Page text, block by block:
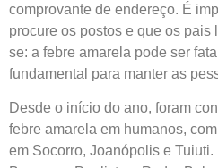
comprovante de endereço. É
procure os postos e que os pais
se: a febre amarela pode ser
fundamental para manter as
Desde o início do ano, foram
febre amarela em humanos,
em Socorro, Joanópolis e